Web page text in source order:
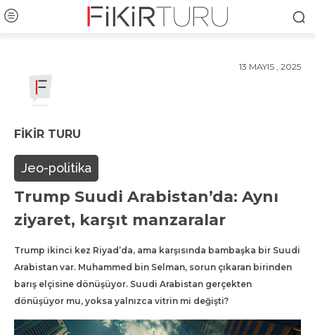
13 MAYIS , 2025
FIKIR TURU
Jeo-politika
Trump Suudi Arabistan’da: Aynı
ziyaret, karşıt manzaralar
Trump ikinci kez Riyad’da, ama karşısında bambaşka bir Suudi
Arabistan var. Muhammed bin Selman, sorun çıkaran birinden
barış elçisine dönüşüyor. Suudi Arabistan gerçekten
dönüşüyor mu, yoksa yalnızca vitrin mi değişti?